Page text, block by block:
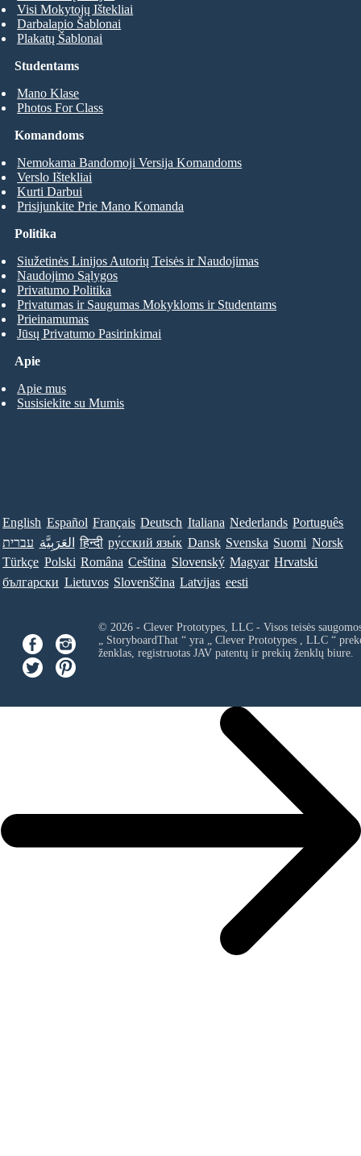
Studentams
Mano Klase
Photos For Class
Visi Mokytojų Ištekliai
Darbalapio Šablonai
Plakatų Šablonai
Komandoms
Nemokama Bandomoji Versija Komandoms
Verslo Ištekliai
Kurti Darbui
Prisijunkite Prie Mano Komanda
Apie
Apie mus
Susisiekite su Mumis
Politika
Siužetinės Linijos Autorių Teisės ir Naudojimas
Naudojimo Sąlygos
Privatumo Politika
Privatumas ir Saugumas Mokykloms ir Studentams
Prieinamumas
Jūsų Privatumo Pasirinkimai
English Español Français Deutsch Italiana Nederlands Português
עברית العَرَبِيَّة हिन्दी ру́сский язы́к Dansk Svenska Suomi Norsk
Türkçe Polski Româna Ceština Slovenský Magyar Hrvatski
български Lietuvos Slovenščina Latvijas eesti
© 2026 - Clever Prototypes, LLC - Visos teisės
„ StoryboardThat “ yra „ Clever Prototypes , LLC“
ženklas, registruotas JAV patentų ir prekių ženklų biure.